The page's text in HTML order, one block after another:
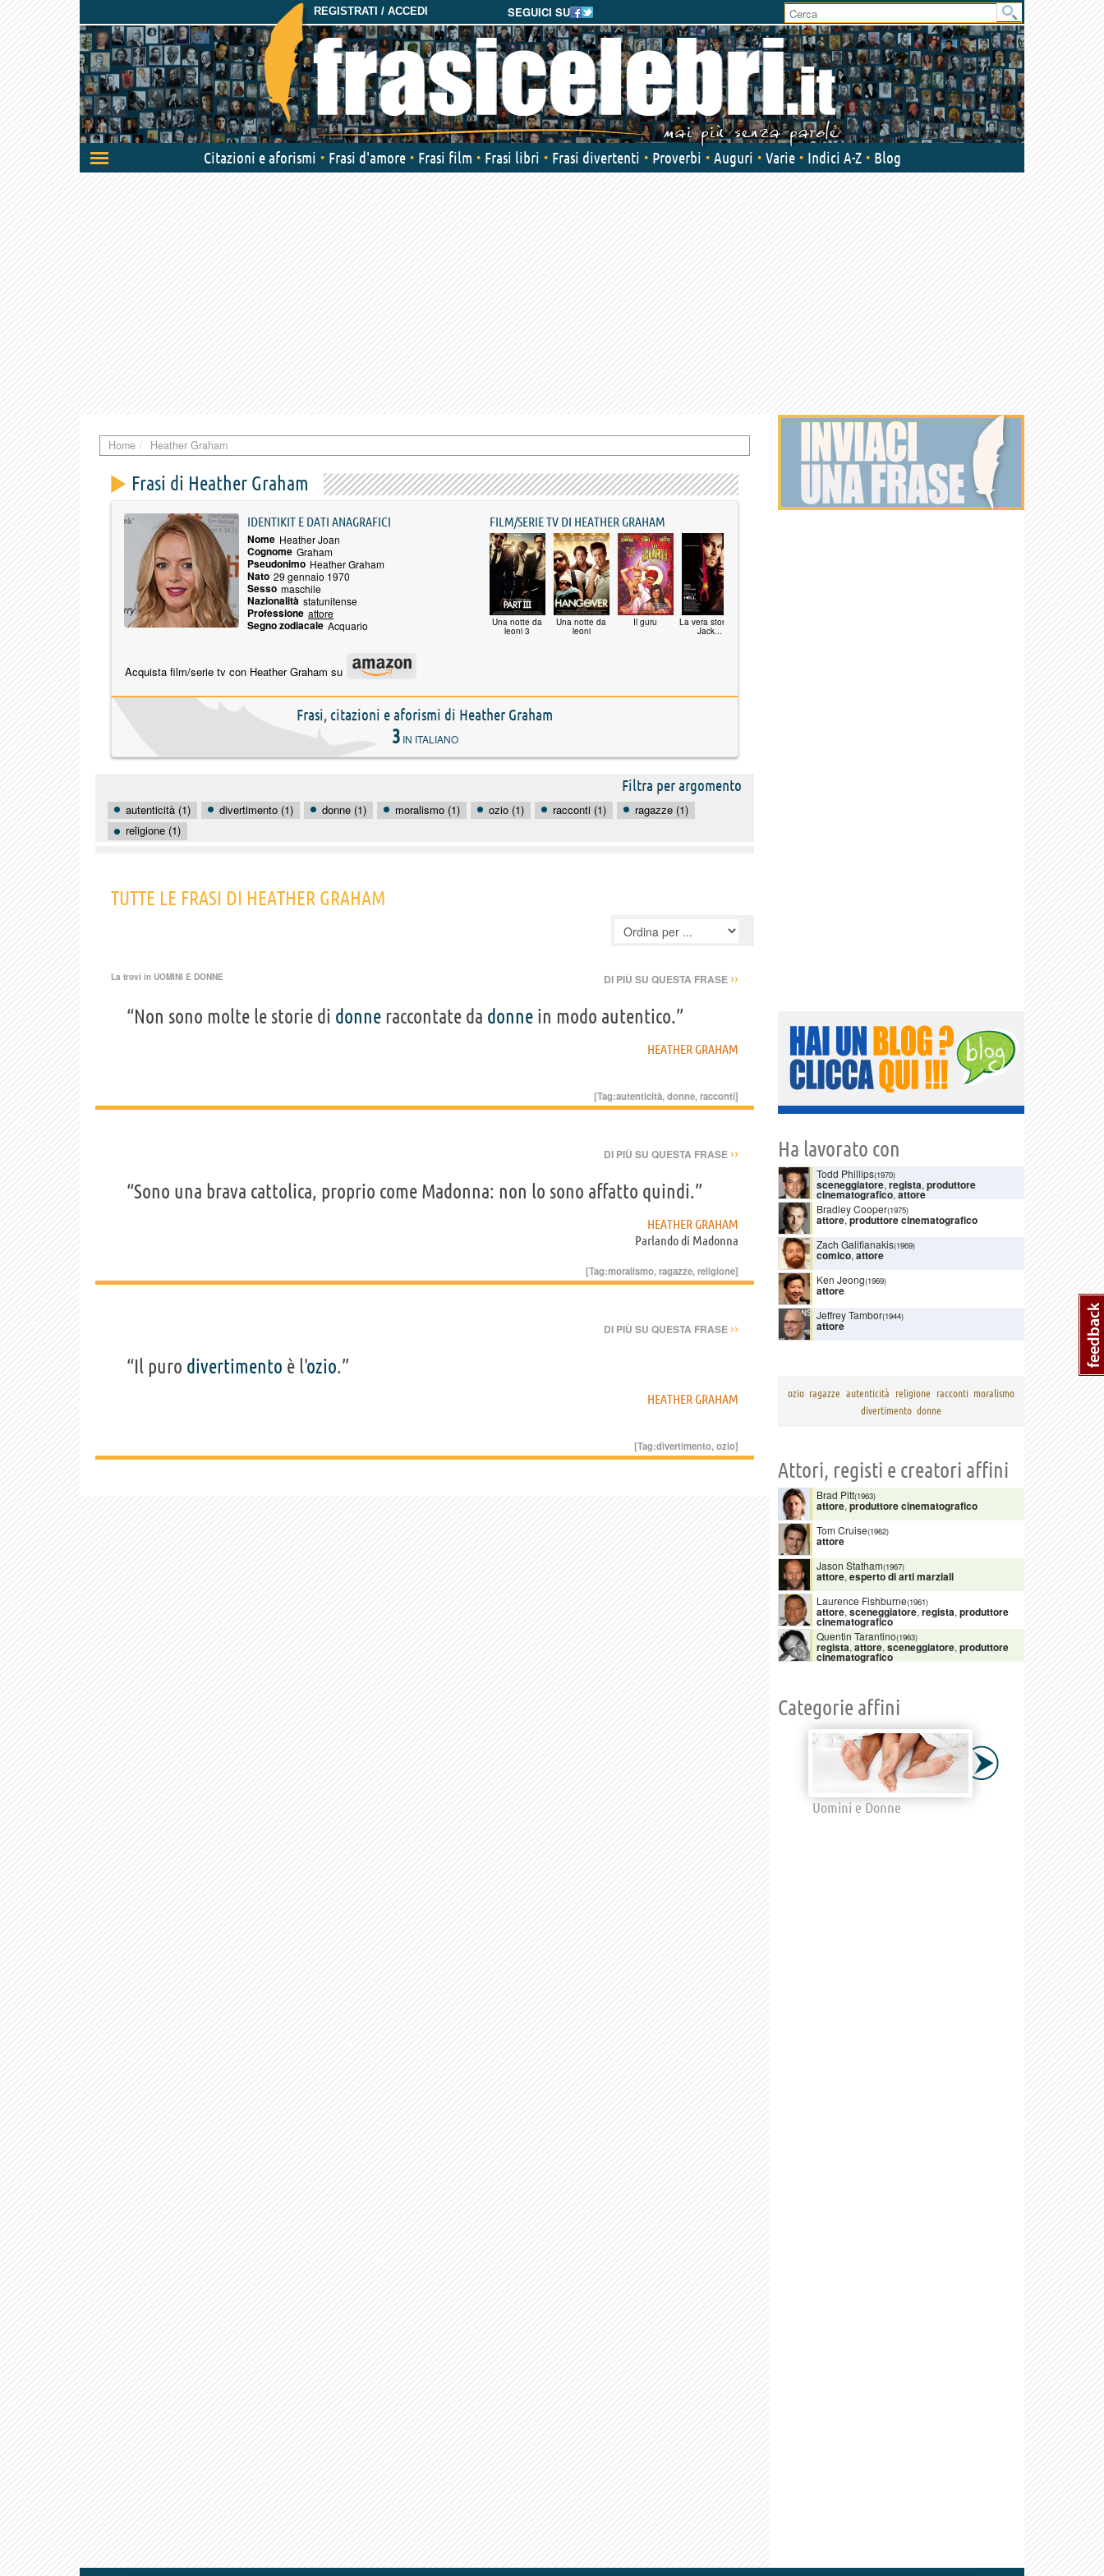
SEGUICI SU
REGISTRATI / ACCEDI
Attiva/disattiva
navigazione
User
area
Citazioni e aforismi Frasi d'amore Frasi film Frasi libri Frasi divertenti Proverbi Auguri Varie Indici A-Z Blog
Home Heather Graham
Frasi di Heather Graham
IDENTIKIT E DATI ANAGRAFICI
Nome Heather Joan
Cognome Graham
Pseudonimo Heather Graham
Nato 29 gennaio 1970
Sesso maschile
Nazionalità statunitense
Professione attore
Segno zodiacale Acquario
FILM/SERIE TV DI HEATHER GRAHAM
Una notte da
leoni 3
Una notte da
leoni
Il guru La vera storia di
Jack...
Acquista film/serie tv con Heather Graham su
Frasi, citazioni e aforismi di Heather Graham
3IN ITALIANO
Filtra per argomento
autenticità (1) divertimento (1) donne (1) moralismo (1) ozio (1) racconti (1)
ragazze (1)
religione (1)
TUTTE LE FRASI DI HEATHER GRAHAM
La trovi in UOMINI E DONNE DI PIÙ SU QUESTA FRASE ››
“Non sono molte le storie di donne raccontate da donne in modo autentico.”
HEATHER GRAHAM
[Tag:autenticità,donne,racconti]
DI PIÙ SU QUESTA FRASE ››
“Sono una brava cattolica, proprio come Madonna: non lo sono affatto quindi.”
HEATHER GRAHAM
Parlando di Madonna
[Tag:moralismo,ragazze,religione]
DI PIÙ SU QUESTA FRASE ››
“Il puro divertimento è l'ozio.”
HEATHER GRAHAM
[Tag:divertimento,ozio]
Ha lavorato con
Todd Phillips(1970)
sceneggiatore, regista, produttore
cinematografico, attore
Bradley Cooper(1975)
attore,produttore cinematografico
Zach Galifianakis(1969)
comico, attore
Ken Jeong(1969)
attore
Jeffrey Tambor(1944)
attore
ozio ragazze autenticità religione racconti moralismo
divertimento donne
Attori, registi e creatori affini
Brad Pitt(1963)
attore, produttore cinematografico
Tom Cruise(1962)
attore
Jason Statham(1967)
attore, esperto di arti marziali
Laurence Fishburne(1961)
attore, sceneggiatore, regista, produttore
cinematografico
Quentin Tarantino(1963)
regista, attore, sceneggiatore, produttore
cinematografico
Categorie affini
Uomini e Donne